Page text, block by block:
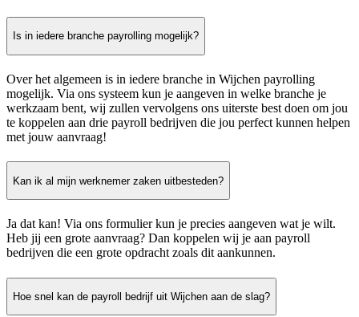
Is in iedere branche payrolling mogelijk?
Over het algemeen is in iedere branche in Wijchen payrolling
mogelijk. Via ons systeem kun je aangeven in welke branche je
werkzaam bent, wij zullen vervolgens ons uiterste best doen om jou
te koppelen aan drie payroll bedrijven die jou perfect kunnen helpen
met jouw aanvraag!
Kan ik al mijn werknemer zaken uitbesteden?
Ja dat kan! Via ons formulier kun je precies aangeven wat je wilt.
Heb jij een grote aanvraag? Dan koppelen wij je aan payroll
bedrijven die een grote opdracht zoals dit aankunnen.
Hoe snel kan de payroll bedrijf uit Wijchen aan de slag?